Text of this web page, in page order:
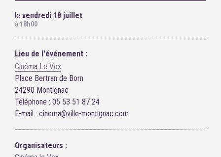
le vendredi 18 juillet
à 18h00
Lieu de l'événement :
Cinéma Le Vox
Place Bertran de Born
24290 Montignac
Téléphone : 05 53 51 87 24
E-mail : cinema@ville-montignac.com
Organisateurs :